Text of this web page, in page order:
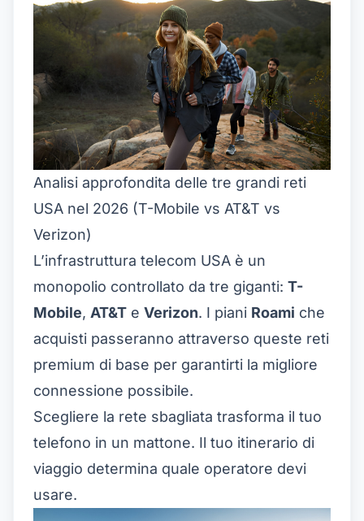
Analisi approfondita delle tre grandi reti
USA nel 2026 (T-Mobile vs AT&T vs
Verizon)
L’infrastruttura telecom USA è un
monopolio controllato da tre giganti: T-
Mobile, AT&T e Verizon. I piani Roami che
acquisti passeranno attraverso queste reti
premium di base per garantirti la migliore
connessione possibile.
Scegliere la rete sbagliata trasforma il tuo
telefono in un mattone. Il tuo itinerario di
viaggio determina quale operatore devi
usare.